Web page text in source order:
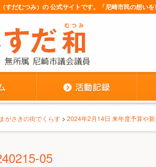
すだむつみ）の 公式サイトです。「尼崎市民の想い
がさきの街でくらす > 2024年2月14日 来年度予算や
05